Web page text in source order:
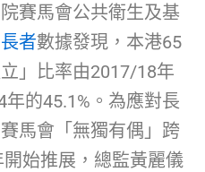
賽馬會公共衛生及基
長者數據發現，本港65
」比率由2017/18年
的45.1%。為應對長
馬會「無獨有偶」跨
始推展，總監黃麗儀